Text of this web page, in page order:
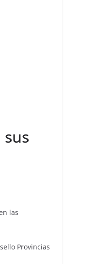
las
Provincias